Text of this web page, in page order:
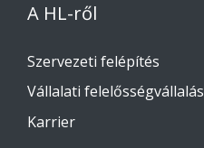
A HL-ről
Szervezeti felépítés
Vállalati felelősségvállalás
Karrier